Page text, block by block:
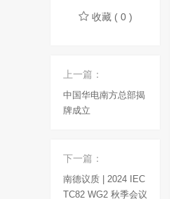
收藏 ( 0 )
上一篇：
中国华电南方总部揭
牌成立
下一篇：
南德议质 | 2024 IEC
TC82 WG2 秋季会议